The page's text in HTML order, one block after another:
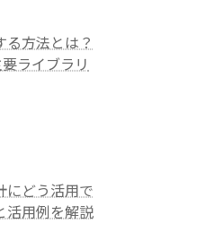
る方法とは？
ライブラリ
にどう活用で
活用例を解説